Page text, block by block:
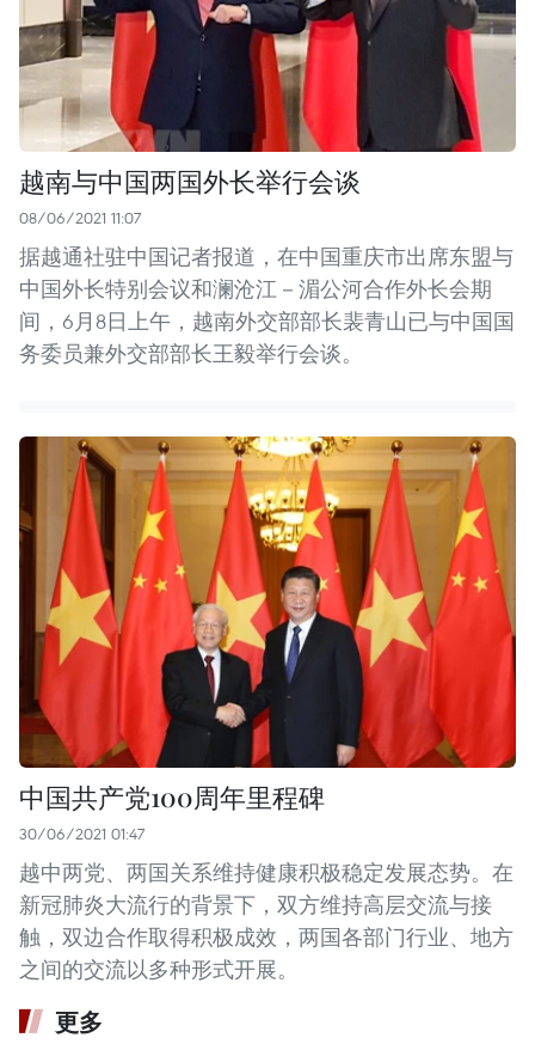
越南与中国两国外长举行会谈
08/06/2021 11:07
据越通社驻中国记者报道，在中国重庆市出席东盟与
中国外长特别会议和澜沧江－湄公河合作外长会期
间，6月8日上午，越南外交部部长裴青山已与中国国
务委员兼外交部部长王毅举行会谈。
中国共产党100周年里程碑
30/06/2021 01:47
越中两党、两国关系维持健康积极稳定发展态势。在
新冠肺炎大流行的背景下，双方维持高层交流与接
触，双边合作取得积极成效，两国各部门行业、地方
之间的交流以多种形式开展。
更多